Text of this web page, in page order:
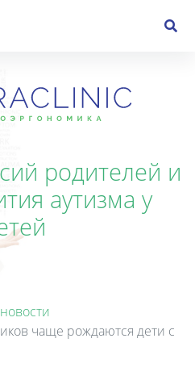
родителей и
аутизма у
чаще рождаются дети с